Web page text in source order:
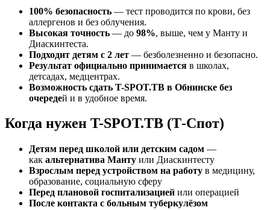
100% безопасность — тест проводится по крови, без
аллергенов и без облучения.
Высокая точность — до 98%, выше, чем у Манту и
Диаскинтеста.
Подходит детям с 2 лет — безболезненно и безопасно.
Результат официально принимается в школах,
детсадах, медцентрах.
Возможность сдать T-SPOT.TB в Обнинске без
очередей и в удобное время.
Когда нужен T-SPOT.TB (Т-Спот)
Детям перед школой или детским садом —
как альтернатива Манту или Диаскинтесту
Взрослым перед устройством на работу в медицину,
образование, социальную сферу
Перед плановой госпитализацией или операцией
После контакта с больным туберкулёзом